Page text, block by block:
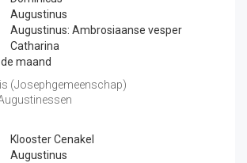
Augustinus
Augustinus: Ambrosiaanse vesper
Catharina
maand
(Josephgemeenschap)
Klooster Cenakel
Augustinus